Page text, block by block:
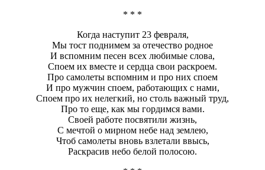
* * *
Когда наступит 23 февраля,
Мы тост поднимем за отечество родное
И вспомним песен всех любимые слова,
Споем их вместе и сердца свои раскроем.
Про самолеты вспомним и про них споем
И про мужчин споем, работающих с нами,
Споем про их нелегкий, но столь важный труд,
Про то еще, как мы гордимся вами.
Своей работе посвятили жизнь,
С мечтой о мирном небе над землею,
Чтоб самолеты вновь взлетали ввысь,
Раскрасив небо белой полосою.